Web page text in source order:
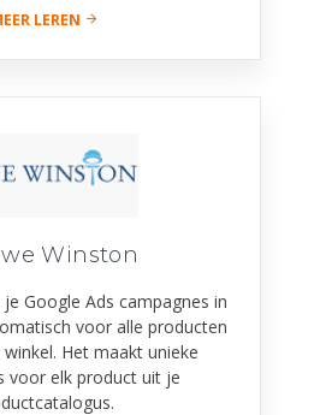
LEREN
Winston
Google Ads campagnes in
voor alle producten
Het maakt unieke
voor elk product uit je